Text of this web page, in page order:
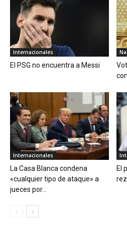
Internacionales
El PSG no encuentra a Messi
Internacionales
La Casa Blanca condena
«cualquier tipo de ataque» a
jueces por...
El